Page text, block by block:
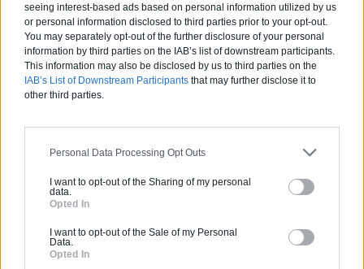
seeing interest-based ads based on personal information utilized by us
or personal information disclosed to third parties prior to your opt-out.
You may separately opt-out of the further disclosure of your personal
information by third parties on the IAB’s list of downstream participants.
This information may also be disclosed by us to third parties on the
IAB’s List of Downstream Participants that may further disclose it to
other third parties.
Personal Data Processing Opt Outs
I want to opt-out of the Sharing of my personal
data.
Opted In
I want to opt-out of the Sale of my Personal
Data.
Opted In
Pas d'avis pour ce pro.
0800 20 03 20
Labels et certifications : RGE
Partenaire